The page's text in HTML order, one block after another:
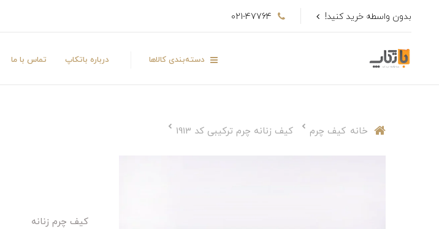
بدون واسطه خرید کنید! 021-47764
دسته‌بندی کالاها درباره باتکاپ تماس با ما
خانه کیف چرم کیف زنانه چرم ترکیبی کد 1913
کیف چرم زنانه